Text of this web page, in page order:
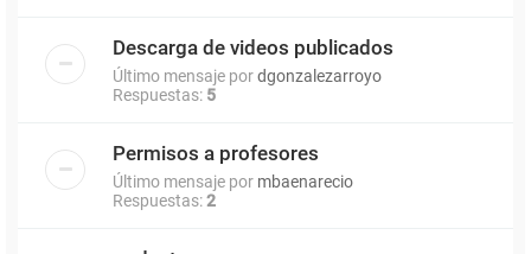
Descarga de videos publicados
Último mensaje pordgonzalezarroyo
Respuestas: 5
Permisos a profesores
Último mensaje por mbaenarecio
Respuestas:2